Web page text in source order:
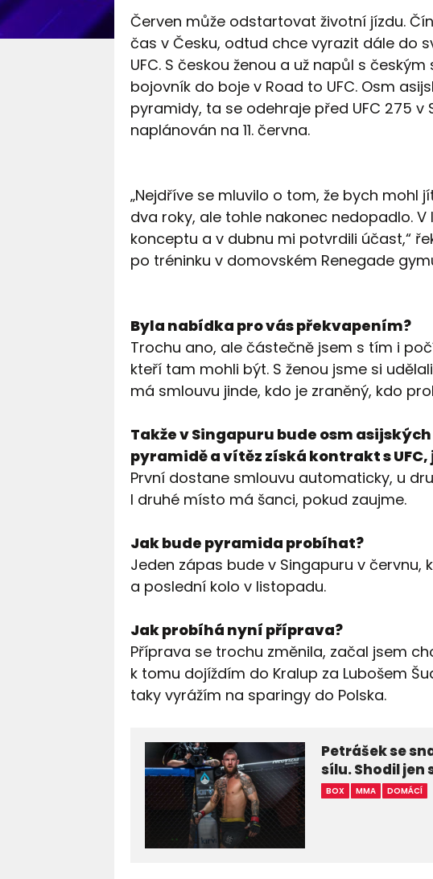
Červen může odstartovat životní jízdu.
čas v Česku, odtud chce vyrazit dále do
UFC. S českou ženou a už napůl s
bojovník do boje v Road to UFC. Osm
pyramidy, ta se odehraje před UFC 275
naplánován na 11. června.
„Nejdříve se mluvilo o tom, že bych mohl
dva roky, ale tohle nakonec nedopadlo.
konceptu a v dubnu mi potvrdili účast,“
po tréninku v domovském Renegade
Byla nabídka pro vás překvapením?
Trochu ano, ale částečně jsem s tím i
kteří tam mohli být. S ženou jsme si
má smlouvu jinde, kdo je zraněný, kdo
Takže v Singapuru bude osm
pyramidě a vítěz získá kontrakt s UFC,
První dostane smlouvu automaticky, u
I druhé místo má šanci, pokud zaujme.
Jak bude pyramida probíhat?
Jeden zápas bude v Singapuru v
a poslední kolo v listopadu.
Jak probíhá nyní příprava?
Příprava se trochu změnila, začal jsem
k tomu dojíždím do Kralup za Lubošem
taky vyrážím na sparingy do Polska.
Petrášek se
sílu. Shodil jen
BOX MMA DOMÁCÍ